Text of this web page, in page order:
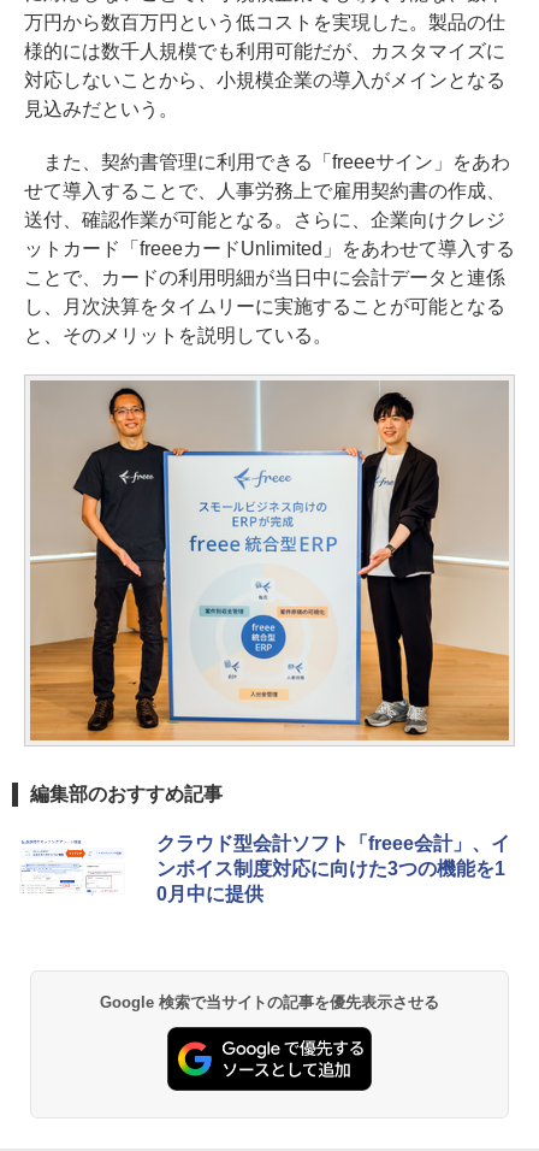
万円から数百万円という低コストを実現した。製品の仕
様的には数千人規模でも利用可能だが、カスタマイズに
対応しないことから、小規模企業の導入がメインとなる
見込みだという。
また、契約書管理に利用できる「freeeサイン」をあわ
せて導入することで、人事労務上で雇用契約書の作成、
送付、確認作業が可能となる。さらに、企業向けクレジ
ットカード「freeeカードUnlimited」をあわせて導入する
ことで、カードの利用明細が当日中に会計データと連係
し、月次決算をタイムリーに実施することが可能となる
と、そのメリットを説明している。
編集部のおすすめ記事
クラウド型会計ソフト「freee会計」、イ
ンボイス制度対応に向けた3つの機能を1
0月中に提供
Google 検索で当サイトの記事を優先表示させる